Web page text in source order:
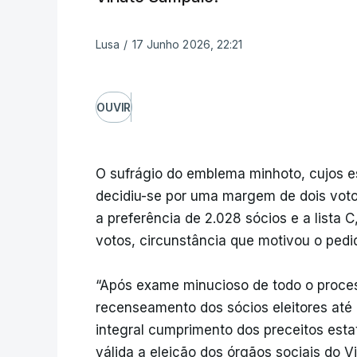
Lusa / 17 Junho 2026, 22:21
OUVIR
O sufrágio do emblema minhoto, cujos
decidiu-se por uma margem de dois
a preferência de 2.028 sócios e a lista
votos, circunstância que motivou o
“Após exame minucioso de todo o
recenseamento dos sócios eleitores
integral cumprimento dos preceitos
válida a eleição dos órgãos sociais do